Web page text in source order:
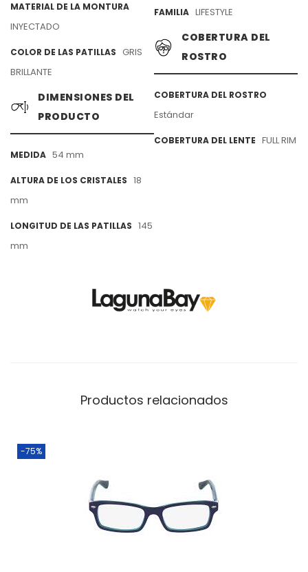
MATERIAL DE LA MONTURA
INYECTADO
COLOR DE LAS PATILLAS GRIS
BRILLANTE
DIMENSIONES DEL
PRODUCTO
MEDIDA 54 mm
ALTURA DE LOS CRISTALES 18
mm
LONGITUD DE LAS PATILLAS 145
mm
FAMILIA LIFESTYLE
COBERTURA DEL
ROSTRO
COBERTURA DEL ROSTRO
Estándar
COBERTURA DEL LENTE FULL RIM
Productos relacionados
-75%